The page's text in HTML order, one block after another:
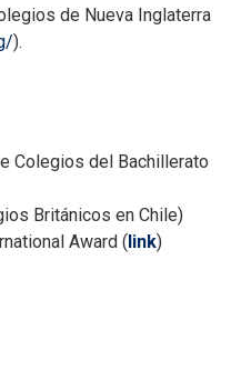
de Nueva Inglaterra
).
Colegios del Bachillerato
Británicos en Chile)
Award (link)